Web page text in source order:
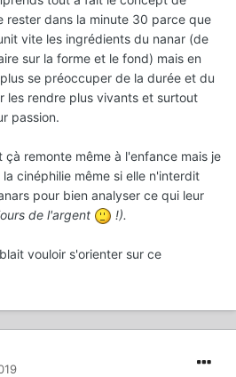
rester dans la minute 30 parce que
vite les ingrédients du nanar (de
sur la forme et le fond) mais en
se préoccuper de la durée et du
les rendre plus vivants et surtout
passion.
remonte même à l'enfance mais je
cinéphilie même si elle n'interdit
pour bien analyser ce qui leur
de l'argent !).
vouloir s'orienter sur ce